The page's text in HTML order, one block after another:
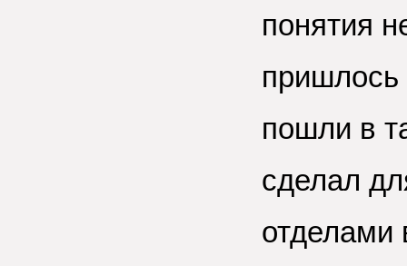
понятия
пришлось
пошли в
сделал
отделами